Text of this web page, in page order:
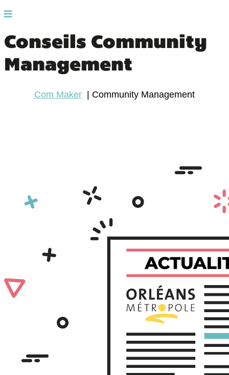
Conseils Community
Management
Com Maker Community Management